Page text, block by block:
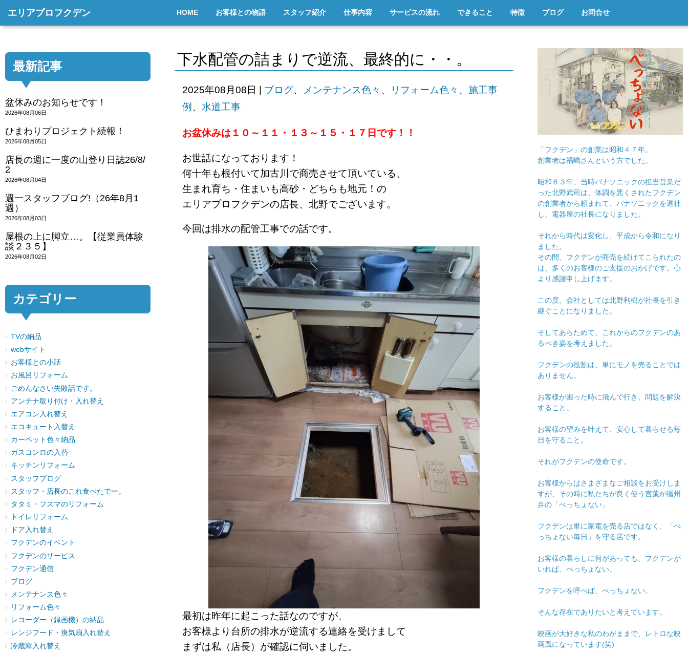
エリアプロフクデン HOME お客様との物語 スタッフ紹介 仕事内容 サービスの流れ できること 特徴 ブログ お問合せ
下水配管の詰まりで逆流、最終的に・・。
2025年08月08日 ブログ、 メンテナンス色々 、 リフォーム色々 、 施工事
例 、 水道工事
お盆休みは１０～１１・１３～１５・１７日です！！
お世話になっております！
何十年も根付いて加古川で商売させて頂いている、
生まれ育ち・住まいも高砂・どちらも地元！の
エリアプロフクデンの店長、北野でございます。
今回は排水の配管工事での話です。
最初は昨年に起こった話なのですが、
お客様より台所の排水が逆流する連絡を受けまして
まずは私（店長）が確認に伺いました。
最新記事
盆休みのお知らせです！
2026年08月06日
ひまわりプロジェクト続報！
2026年08月05日
店長の週に一度の山登り日誌26/8/
2
2026年08月04日
週一スタッフブログ!（26年8月1
週）
2026年08月03日
屋根の上に脚立…。【従業員体験
談２３５】
2026年08月02日
カテゴリー
TVの納品
webサイト
お客様との小話
お風呂リフォーム
ごめんなさい失敗話です。
アンテナ取り付け・入れ替え
エアコン入れ替え
エコキュート入替え
カーペット色々納品
ガスコンロの入替
キッチンリフォーム
スタッフブログ
スタッフ・店長のこれ食べたでー。
タタミ・フスマのリフォーム
トイレリフォーム
ドア入れ替え
フクデンのイベント
フクデンのサービス
フクデン通信
ブログ
メンテナンス色々
リフォーム色々
レコーダー（録画機）の納品
レンジフード・換気扇入れ替え
冷蔵庫入れ替え
「フクデン」の創業は昭和４７年。
創業者は福嶋さんという方でした。
昭和６３年、当時パナソニックの担当営業だ
った北野武司は、体調を悪くされたフクデン
の創業者から頼まれて、パナソニックを退社
し、電器屋の社長になりました。
それから時代は変化し、平成から令和になり
ました。
その間、フクデンが商売を続けてこられたの
は、多くのお客様のご支援のおかげです。心
より感謝申し上げます。
この度、会社としては北野利樹が社長を引き
継ぐことになりました。
そしてあらためて、これからのフクデンのあ
るべき姿を考えました。
フクデンの役割は、単にモノを売ることでは
ありません。
お客様が困った時に飛んで行き、問題を解決
すること。
お客様の望みを叶えて、安心して暮らせる毎
日を守ること。
それがフクデンの使命です。
お客様からはさまざまなご相談をお受けしま
すが、その時に私たちが良く使う言葉が播州
弁の「べっちょない」
フクデンは単に家電を売る店ではなく、「べ
っちょない毎日」を守る店です。
お客様の暮らしに何があっても、フクデンが
いれば、べっちょない。
フクデンを呼べば、べっちょない。
そんな存在でありたいと考えています。
映画が大好きな私のわがままで、レトロな映
画風になっています(笑)